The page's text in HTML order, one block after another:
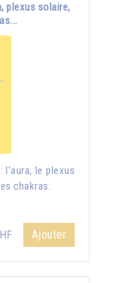
plexus solaire,
l'aura, le plexus
chakras.
Ajouter